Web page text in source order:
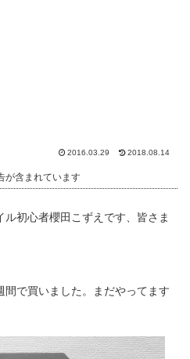
2016.03.29 2018.08.14
が含まれています
初心者櫻田こずえです、皆さま
で買いました。まだやってます